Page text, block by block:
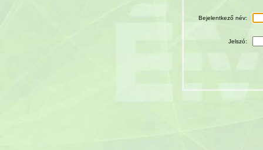
Bejelentkező név:
Jelszó: